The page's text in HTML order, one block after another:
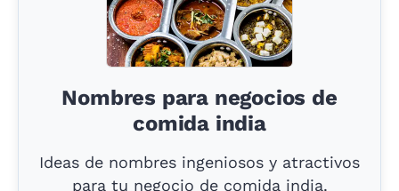
Nombres para negocios de
comida india
Ideas de nombres ingeniosos y atractivos
para tu negocio de comida india.